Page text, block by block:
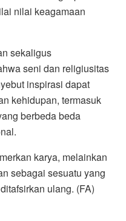
nilai keagamaan
sekaligus
seni dan religiusitas
inspirasi dapat
kehidupan, termasuk
berbeda beda
karya, melainkan
sebagai sesuatu yang
ulang. (FA)